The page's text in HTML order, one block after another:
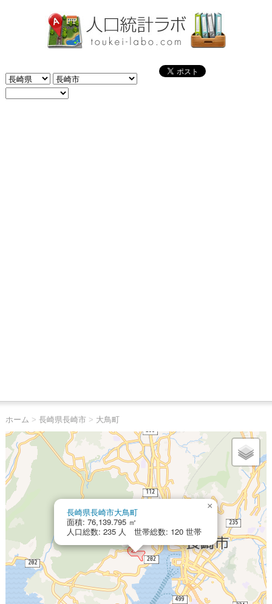
ホーム > 長崎県長崎市> 大鳥町
長崎県長崎市大鳥町
面積: 76,139.795 ㎡
人口総数: 235 人 世帯総数: 120 世帯
×